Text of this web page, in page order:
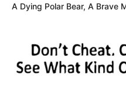
A Dying Polar Bear, A Brave